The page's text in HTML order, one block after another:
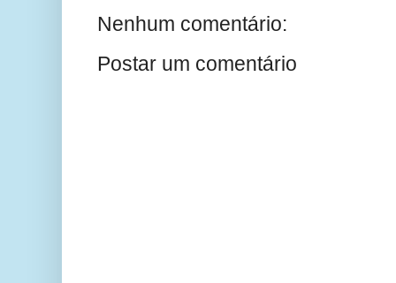
Nenhum comentário:
Postar um comentário